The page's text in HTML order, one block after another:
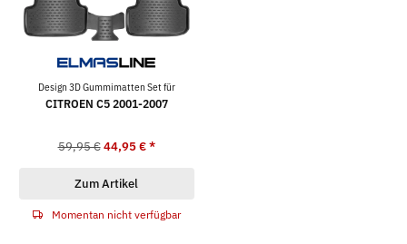
Design 3D Gummimatten Set für
CITROEN C5 2001-2007
59,95 € 44,95 €*
Zum Artikel
Momentan nicht verfügbar